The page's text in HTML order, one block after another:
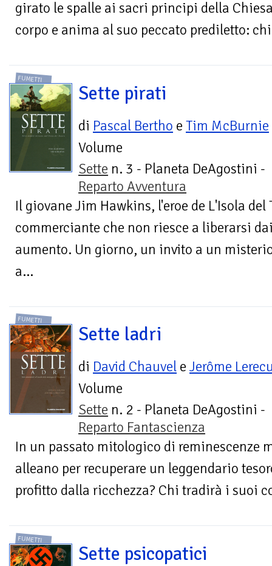
girato le spalle ai sacri principi della
corpo e anima al suo peccato prediletto:
FUMETTI
Sette pirati
di Pascal Bertho e Tim McBurnie
Volume
Sette n. 3 - Planeta DeAgostini -
Reparto Avventura
Il giovane Jim Hawkins, l'eroe de L'Isola del
commerciante che non riesce a liberarsi
aumento. Un giorno, un invito a un
a...
FUMETTI
Sette ladri
di David Chauvel e Jerôme
Volume
Sette n. 2 - Planeta DeAgostini -
Reparto Fantascienza
In un passato mitologico di reminescenze
alleano per recuperare un leggendario
profitto dalla ricchezza? Chi tradirà i suoi
FUMETTI
Sette psicopatici